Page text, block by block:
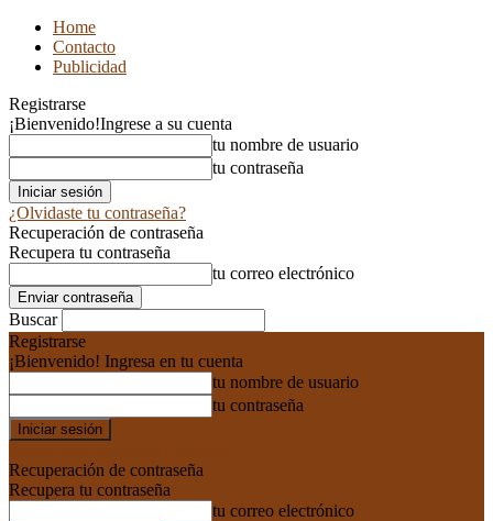
Home
Contacto
Publicidad
Registrarse
¡Bienvenido!Ingrese a su cuenta
tu nombre de usuario
tu contraseña
¿Olvidaste tu contraseña?
Recuperación de contraseña
Recupera tu contraseña
tu correo electrónico
Buscar
Registrarse
¡Bienvenido! Ingresa en tu cuenta
tu nombre de usuario
tu contraseña
Recuperación de contraseña
Recupera tu contraseña
tu correo electrónico